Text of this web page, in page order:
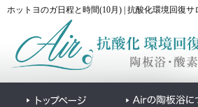
ホットヨのガ日程と時間(10月) | 抗酸化環境回復サ